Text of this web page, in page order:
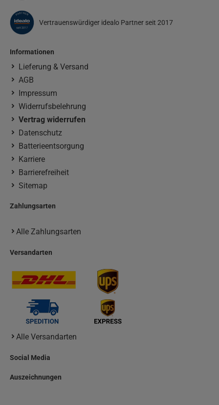
Vertrauenswürdiger idealo Partner seit 2017
Informationen
Lieferung & Versand
AGB
Impressum
Widerrufsbelehrung
Vertrag widerrufen
Datenschutz
Batterieentsorgung
Karriere
Barrierefreiheit
Sitemap
Zahlungsarten
Alle Zahlungsarten
Versandarten
Alle Versandarten
Social Media
Auszeichnungen